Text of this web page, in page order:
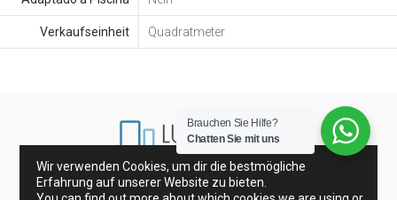
Verkaufseinheit Quadratmeter
Porzellanfliesen und Wandfliesen
Glasfliesen
Wir verwenden Cookies, um dir die bestmögliche
Erfahrung auf unserer Website zu bieten.
Brauchen Sie Hilfe?
Chatten Sie mit uns